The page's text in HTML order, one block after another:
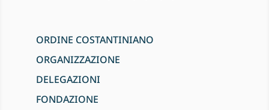
ORDINE COSTANTINIANO
ORGANIZZAZIONE
DELEGAZIONI
FONDAZIONE